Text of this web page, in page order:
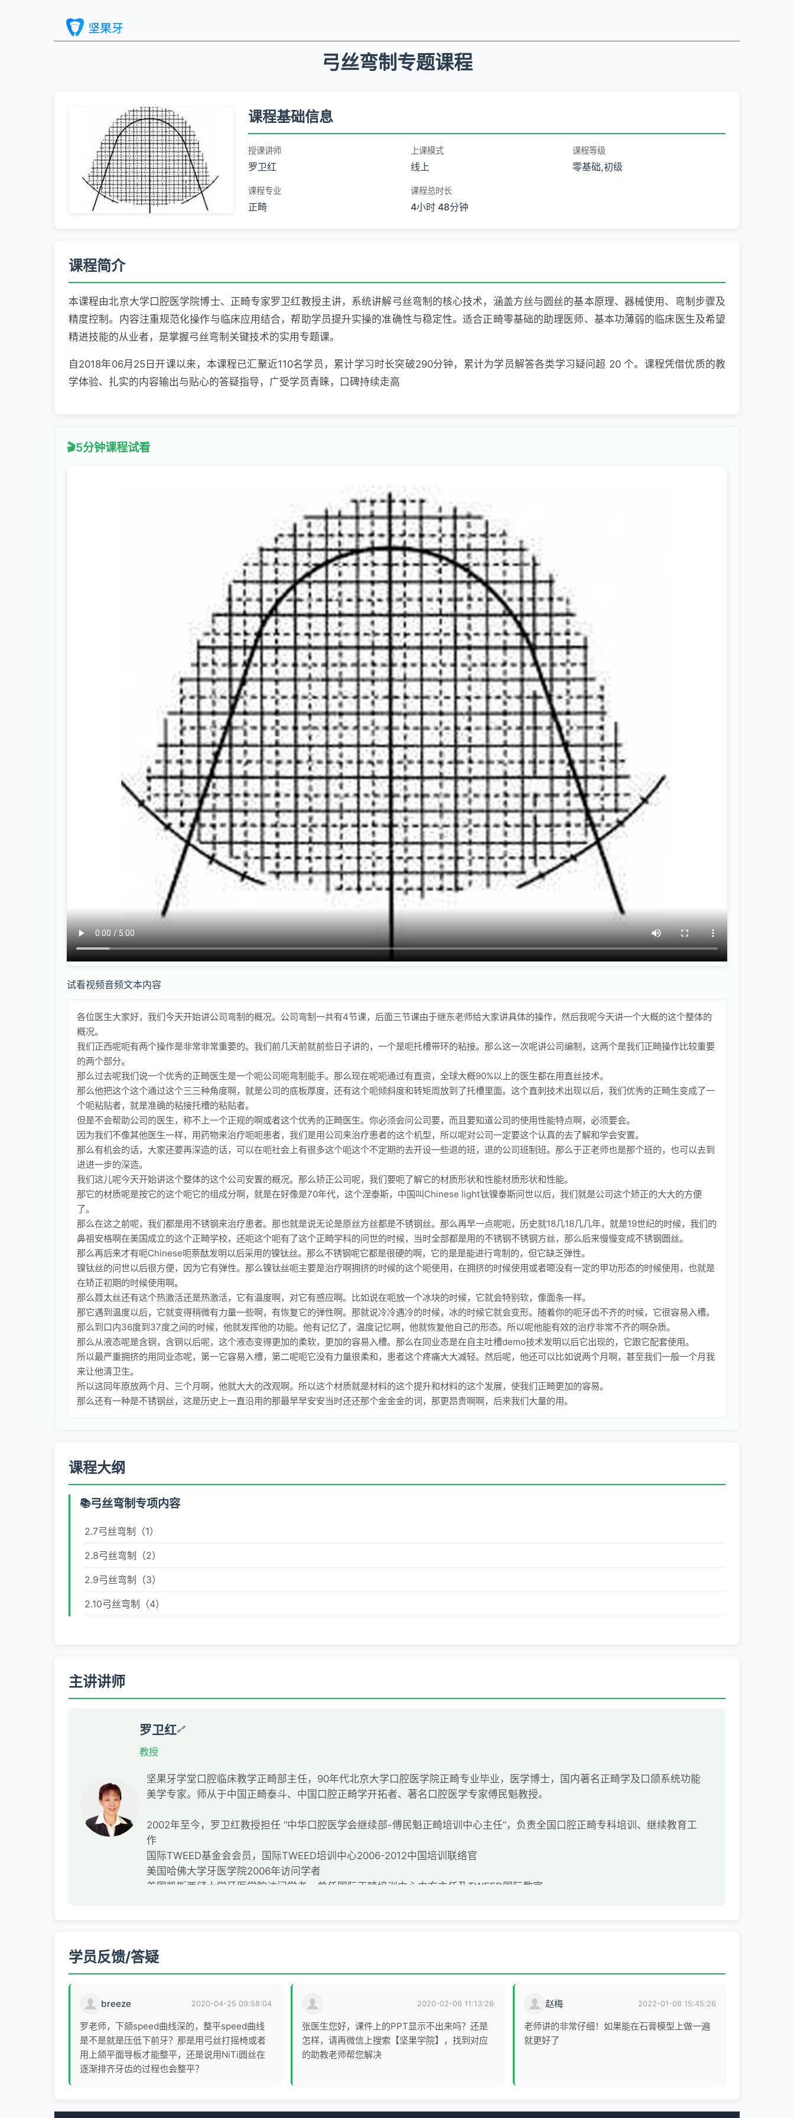
弓丝弯制专题课程
课程基础信息
授课讲师
罗卫红
上课模式
线上
课程等级
零基础,初级
课程专业
正畸
课程总时长
4小时 48分钟
课程简介
本课程由北京大学口腔医学院博士、正畸专家罗卫红教授主讲，系统讲解弓丝弯制的核心技术，涵盖方丝与圆丝的基本原理、器械使用、弯制步骤及
精度控制。内容注重规范化操作与临床应用结合，帮助学员提升实操的准确性与稳定性。适合正畸零基础的助理医师、基本功薄弱的临床医生及希望
精进技能的从业者，是掌握弓丝弯制关键技术的实用专题课。
自2018年06月25日开课以来，本课程已汇聚近110名学员，累计学习时长突破290分钟，累计为学员解答各类学习疑问超 20 个。课程凭借优质的教
学体验、扎实的内容输出与贴心的答疑指导，广受学员青睐，口碑持续走高
5分钟课程试看
试看视频音频文本内容
各位医生大家好，我们今天开始讲公司弯制的概况。公司弯制一共有4节课，后面三节课由于继东老师给大家讲具体的操作，然后我呢今天讲一个大概的这个整体的
概况。
我们正西呢呃有两个操作是非常非常重要的。我们前几天前就前些日子讲的，一个是呃托槽带环的粘接。那么这一次呢讲公司编制，这两个是我们正畸操作比较重要
的两个部分。
那么过去呢我们说一个优秀的正畸医生是一个呃公司呃弯制能手。那么现在呢呃通过有直资，全球大概90%以上的医生都在用直丝技术。
那么他把这个这个通过这个三三种角度啊，就是公司的底板厚度，还有这个呃倾斜度和转矩周放到了托槽里面。这个直刺技术出现以后，我们优秀的正畸生变成了一
个呃粘贴者，就是准确的粘接托槽的粘贴者。
但是不会帮助公司的医生，称不上一个正规的啊或者这个优秀的正畸医生。你必须会问公司要，而且要知道公司的使用性能特点啊，必须要会。
因为我们不像其他医生一样，用药物来治疗呃呃患者，我们是用公司来治疗患者的这个机型，所以呢对公司一定要这个认真的去了解和学会安置。
那么有机会的话，大家还要再深造的话，可以在呃社会上有很多这个呃这个不定期的去开设一些退的班，退的公司班制班。那么于正老师也是那个班的，也可以去到
进进一步的深造。
我们这儿呢今天开始讲这个整体的这个公司安置的概况。那么矫正公司呢，我们要呃了解它的材质形状和性能材质形状和性能。
那它的材质呢是按它的这个呃它的组成分啊，就是在好像是70年代，这个涅泰斯，中国叫Chinese light钛镍泰斯问世以后，我们就是公司这个矫正的大大的方便
了。
那么在这之前呢，我们都是用不锈钢来治疗患者。那也就是说无论是原丝方丝都是不锈钢丝。那么再早一点呢呃，历史就18几18几几年，就是19世纪的时候，我们的
鼻祖安格啊在美国成立的这个正畸学校，还呃这个呃有了这个正畸学科的问世的时候，当时全部都是用的不锈钢不锈钢方丝，那么后来慢慢变成不锈钢圆丝。
那么再后来才有呃Chinese呃萘酞发明以后采用的镍钛丝。那么不锈钢呢它都是很硬的啊，它的是是能进行弯制的，但它缺乏弹性。
镍钛丝的问世以后很方便，因为它有弹性。那么镍钛丝呃主要是治疗啊拥挤的时候的这个呃使用，在拥挤的时候使用或者嗯没有一定的甲功形态的时候使用，也就是
在矫正初期的时候使用啊。
那么聂太丝还有这个热激活还是热激活，它有温度啊，对它有感应啊。比如说在呃放一个冰块的时候，它就会特别软，像面条一样。
那它遇到温度以后，它就变得稍微有力量一些啊，有恢复它的弹性啊。那就说冷冷遇冷的时候，冰的时候它就会变形。随着你的呃牙齿不齐的时候，它很容易入槽。
那么到口内36度到37度之间的时候，他就发挥他的功能。他有记忆了，温度记忆啊，他就恢复他自己的形态。所以呢他能有效的治疗非常不齐的啊杂质。
那么从液态呢是含铜，含铜以后呢，这个液态变得更加的柔软，更加的容易入槽。那么在同业态是在自主吐槽demo技术发明以后它出现的，它跟它配套使用。
所以最严重拥挤的用同业态呢，第一它容易入槽，第二呢呃它没有力量很柔和，患者这个疼痛大大减轻。然后呢，他还可以比如说两个月啊，甚至我们一般一个月我
来让他清卫生。
所以这同年原放两个月、三个月啊，他就大大的改观啊。所以这个材质就是材料的这个提升和材料的这个发展，使我们正畸更加的容易。
那么还有一种是不锈钢丝，这是历史上一直沿用的那最早早安安当时还还那个金金金的词，那更昂贵啊啊，后来我们大量的用。
课程大纲
弓丝弯制专项内容
2.7弓丝弯制（1）
2.8弓丝弯制（2）
2.9弓丝弯制（3）
2.10弓丝弯制（4）
主讲讲师
罗卫红🔗
教授
坚果牙学堂口腔临床教学正畸部主任，90年代北京大学口腔医学院正畸专业毕业，医学博士，国内著名正畸学及口颌系统功能
美学专家。师从于中国正畸泰斗、中国口腔正畸学开拓者、著名口腔医学专家傅民魁教授。
2002年至今，罗卫红教授担任 “中华口腔医学会继续部-傅民魁正畸培训中心主任”，负责全国口腔正畸专科培训、继续教育工
作
国际TWEED基金会会员，国际TWEED培训中心2006-2012中国培训联络官
美国哈佛大学牙医学院2006年访问学者
美国凯斯西储大学牙医学院访问学者，曾任国际正畸培训中心中方主任及TWEED国际教官
世界正畸联盟WFO会员
美国正畸协会AAO会员
隐适美认证医师
中国首批口腔正畸专科医师
《口腔正畸病例集》主编
《英国爱丁堡皇家外科学院口腔正畸专业考试病例精选》副主编
罗卫红教授是国内著名的口颌面系统功能美学专家、疑难病专家，特别关注上气道、颞下颌关节、咬合等在正畸、正颌外科、
修复等学科中的状态，擅长多学科合作达到口颌系统健康功能良好、美观及长期稳定。从事临床及教学工作近30年，积累了丰
学员反馈/答疑
breeze 2020-04-25 09:58:04
罗老师，下颌speed曲线深的，整平speed曲线
是不是就是压低下前牙？那是用弓丝打摇椅或者
用上颌平面导板才能整平，还是说用NiTi圆丝在
逐渐排齐牙齿的过程也会整平？
2020-02-06 11:13:26
张医生您好，课件上的PPT显示不出来吗？还是
怎样，请再微信上搜索【坚果学院】，找到对应
的助教老师帮您解决
赵梅 2022-01-08 15:45:26
老师讲的非常仔细！如果能在石膏模型上做一遍
就更好了